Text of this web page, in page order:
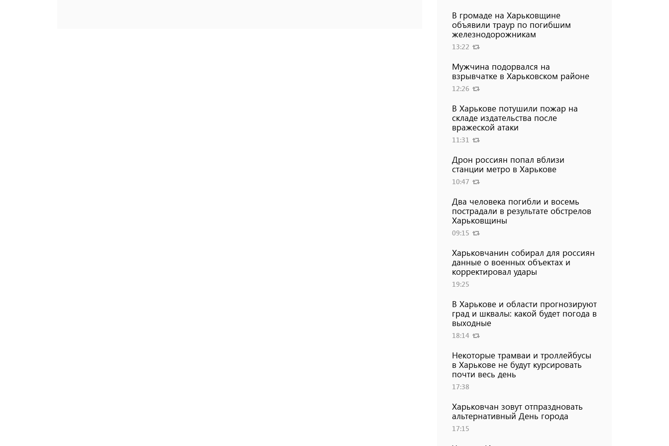
В громаде на Харьковщине
объявили траур по погибшим
железнодорожникам
13:22
Мужчина подорвался на
взрывчатке в Харьковском районе
12:26
В Харькове потушили пожар на
складе издательства после
вражеской атаки
11:31
Дрон россиян попал вблизи
станции метро в Харькове
10:47
Два человека погибли и восемь
пострадали в результате обстрелов
Харьковщины
09:15
Харьковчанин собирал для россиян
данные о военных объектах и ​​
корректировал удары
19:25
В Харькове и области прогнозируют
град и шквалы: какой будет погода в
выходные
18:14
Некоторые трамваи и троллейбусы
в Харькове не будут курсировать
почти весь день
17:38
Харьковчан зовут отпраздновать
альтернативный День города
17:15